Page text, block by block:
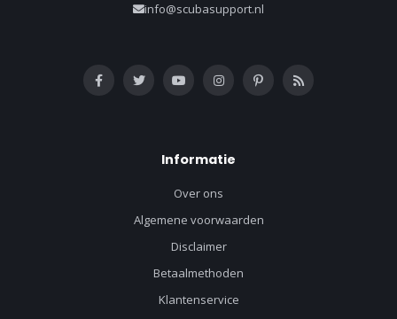
info@scubasupport.nl
Informatie
Over ons
Algemene voorwaarden
Disclaimer
Betaalmethoden
Klantenservice